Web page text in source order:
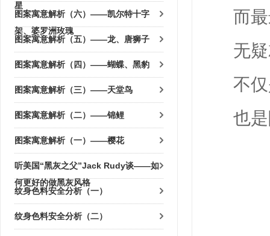
星
图案寓意解析（六）——凯尔特十字
架、婆罗洲玫瑰
图案寓意解析（五）——龙、唐狮子
图案寓意解析（四）——蝴蝶、黑豹
图案寓意解析（三）——天堂鸟
图案寓意解析（二）——锦鲤
图案寓意解析（一）——樱花
听美国“黑灰之父”Jack Rudy谈——如
何更好的做黑灰风格
纹身色料安全分析（一）
纹身色料安全分析（二）
而
无
不
也